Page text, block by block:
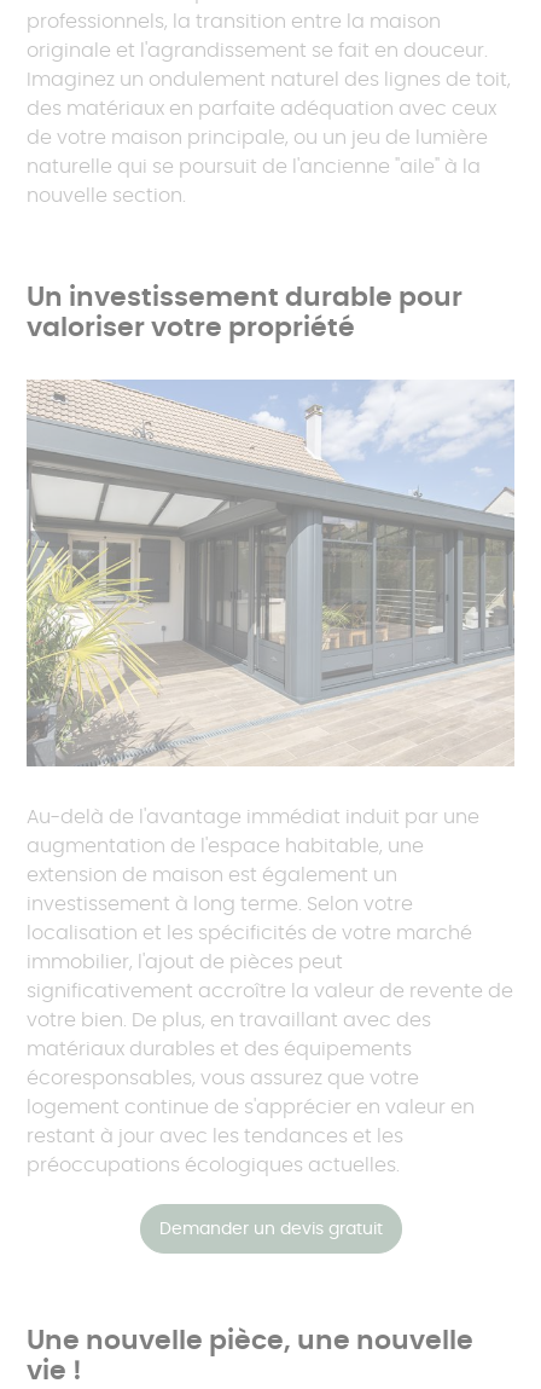
professionnels, la transition entre la maison
originale et l'agrandissement se fait en douceur.
Imaginez un ondulement naturel des lignes de toit,
des matériaux en parfaite adéquation avec ceux
de votre maison principale, ou un jeu de lumière
naturelle qui se poursuit de l'ancienne "aile" à la
nouvelle section.
Un investissement durable pour
valoriser votre propriété
Au-delà de l'avantage immédiat induit par une
augmentation de l'espace habitable, une
extension de maison est également un
investissement à long terme. Selon votre
localisation et les spécificités de votre marché
immobilier, l'ajout de pièces peut
significativement accroître la valeur de revente de
votre bien. De plus, en travaillant avec des
matériaux durables et des équipements
écoresponsables, vous assurez que votre
logement continue de s'apprécier en valeur en
restant à jour avec les tendances et les
préoccupations écologiques actuelles.
Demander un devis gratuit
Une nouvelle pièce, une nouvelle
vie !